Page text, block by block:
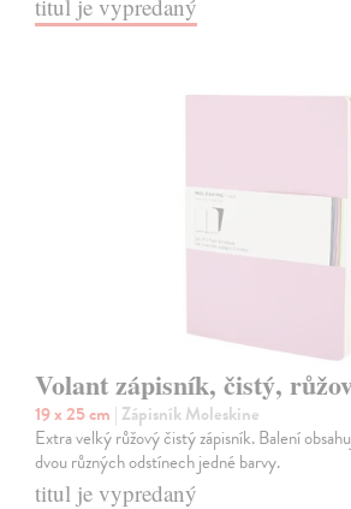
titul je vypredaný
Volant zápisník, čistý,
19 x 25 cm | Zápisník Moleskine
Extra velký růžový čistý zápisník. Balení
dvou různých odstínech jedné barvy.
titul je vypredaný